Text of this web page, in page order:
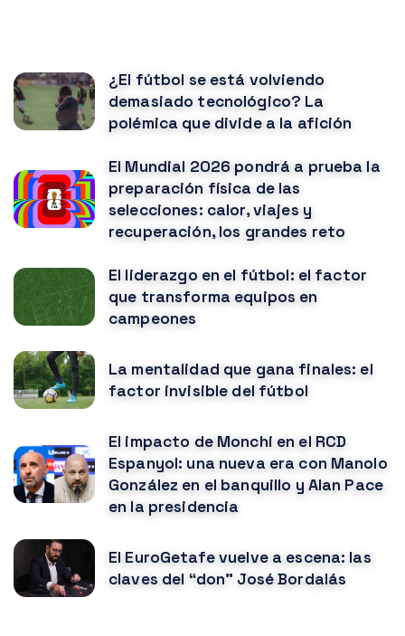
¿El fútbol se está volviendo
demasiado tecnológico? La
polémica que divide a la afición
El Mundial 2026 pondrá a prueba la
preparación física de las
selecciones: calor, viajes y
recuperación, los grandes reto
El liderazgo en el fútbol: el factor
que transforma equipos en
campeones
La mentalidad que gana finales: el
factor invisible del fútbol
El impacto de Monchi en el RCD
Espanyol: una nueva era con Manolo
González en el banquillo y Alan Pace
en la presidencia
El EuroGetafe vuelve a escena: las
claves del “don” José Bordalás